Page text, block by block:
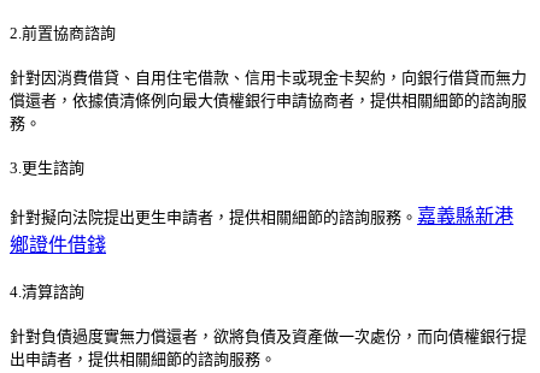
2.前置協商諮詢
針對因消費借貸、自用住宅借款、信用卡或現金卡契約，向銀行借貸而無力
償還者，依據債清條例向最大債權銀行申請協商者，提供相關細節的諮詢服
務。
3.更生諮詢
針對擬向法院提出更生申請者，提供相關細節的諮詢服務。 嘉義縣新港
鄉證件借錢
4.清算諮詢
針對負債過度實無力償還者，欲將負債及資產做一次處份，而向債權銀行提
出申請者，提供相關細節的諮詢服務。